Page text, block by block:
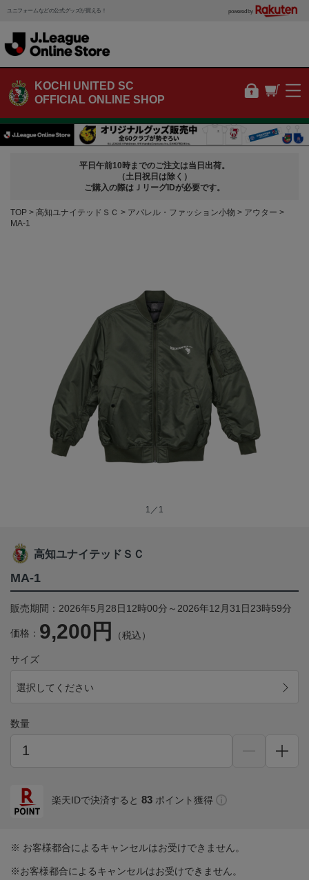
ユニフォームなどの公式グッズが買える！ powered by
KOCHI UNITED SC
OFFICIAL ONLINE SHOP
平日午前10時までのご注文は当日出荷。
（土日祝日は除く）
ご購入の際はＪリーグIDが必要です。
TOP 高知ユナイテッドＳＣ アパレル・ファッション小物
アウター
MA-1
1／1
高知ユナイテッドＳＣ
MA-1
販売期間：2026年5月28日12時00分～2026年12月31日23時59分
価格： 9,200円 （税込）
サイズ
選択してください
数量
楽天IDで決済すると 83 ポイント獲得
※ お客様都合によるキャンセルはお受けできません。
※お客様都合によるキャンセルはお受けできません。